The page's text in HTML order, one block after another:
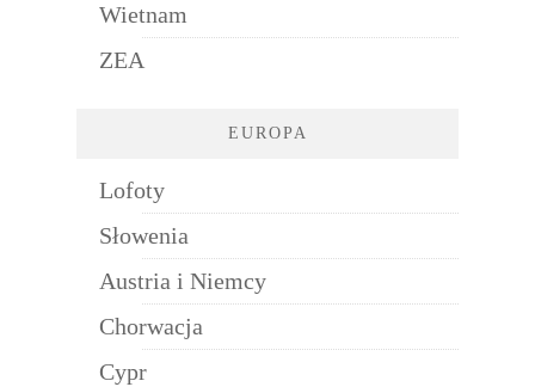
Wietnam
ZEA
EUROPA
Lofoty
Słowenia
Austria i Niemcy
Chorwacja
Cypr